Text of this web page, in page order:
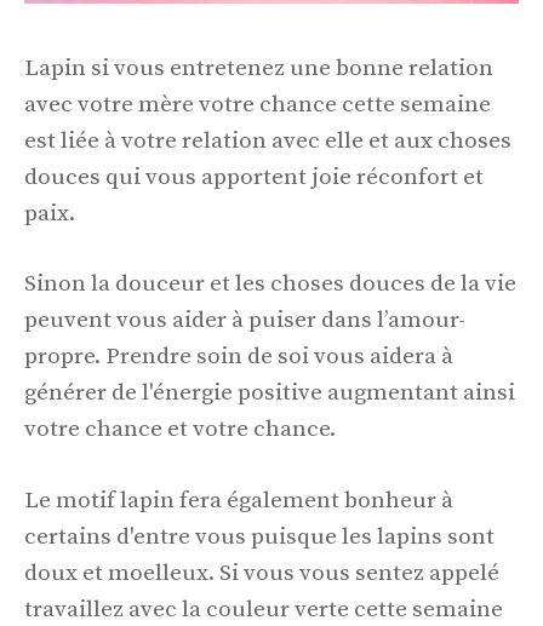
Lapin si vous entretenez une bonne relation
avec votre mère votre chance cette semaine
est liée à votre relation avec elle et aux choses
douces qui vous apportent joie réconfort et
paix.
Sinon la douceur et les choses douces de la vie
peuvent vous aider à puiser dans l’amour-
propre. Prendre soin de soi vous aidera à
générer de l'énergie positive augmentant ainsi
votre chance et votre chance.
Le motif lapin fera également bonheur à
certains d'entre vous puisque les lapins sont
doux et moelleux. Si vous vous sentez appelé
travaillez avec la couleur verte cette semaine